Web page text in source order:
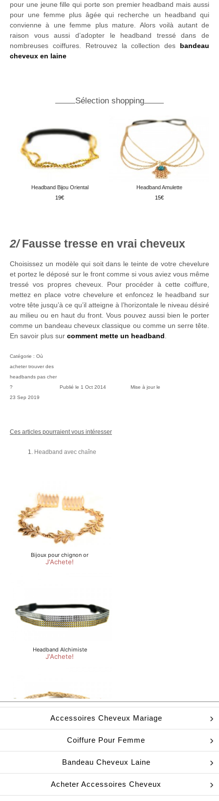
pour une jeune fille qui porte son premier headband mais aussi
pour une femme plus âgée qui recherche un headband qui
convienne à une femme plus mature. Alors voilà autant de
raison vous aussi d’adopter le headband tressé dans de
nombreuses coiffures. Retrouvez la collection des bandeau
cheveux en laine
Sélection shopping
Headband Bijou Oriental
19
Headband Amulette
15
Fausse tresse en vrai cheveux
Choisissez un modèle qui soit dans le teinte de votre chevelure
et portez le déposé sur le front comme si vous aviez vous même
tressé vos propres cheveux. Pour procéder à cette coiffure,
mettez en place votre chevelure et enfoncez le headband sur
votre tête jusqu’à ce qu’il atteigne à l’horizontale le niveau désiré
au milieu ou en haut du front. Vous pouvez aussi bien le porter
comme un bandeau cheveux classique ou comme un serre tête.
En savoir plus sur comment mette un headband
Catégorie : Où
acheter trouver des
headbands pas cher
?
Publié le 1 Oct 2014
Mise à jour le
23 Sep 2019
Ces articles pourraient vous intéresser
Headband avec chaîne
Accessoires Cheveux Mariage
Coiffure Pour Femme
Bandeau Cheveux Laine
Acheter Accessoires Cheveux